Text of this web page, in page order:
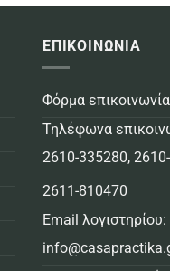
ΕΠΙΚΟΙΝΩΝΙΑ
Φόρμα
Τηλέφωνα
2610-335280,
2611-810470
Email λογιστηρίου: